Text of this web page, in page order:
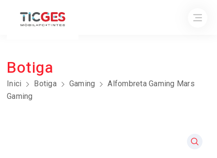
Botiga
Inici Botiga Gaming
Alfombreta Gaming Mars
Gaming